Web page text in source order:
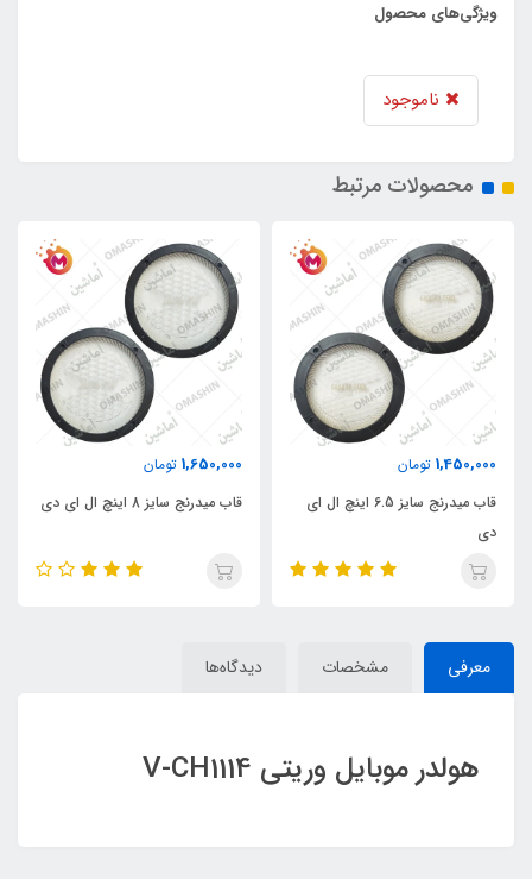
ویژگی‌های محصول
ناموجود
محصولات مرتبط
1,450,000 تومان
قاب میدرنج سایز 6.5 اینچ ال ای
دی
1,650,000 تومان
قاب میدرنج سایز 8 اینچ ال ای دی
معرفی مشخصات دیدگاه‌ها
هولدر موبایل وریتی V-CH1114